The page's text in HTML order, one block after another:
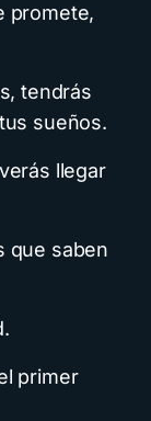
promete,
tendrás
sueños.
llegar
que saben
primer